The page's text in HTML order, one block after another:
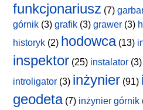
funkcjonariusz (7)
górnik (3) grafik (3) grawer (3)
historyk (2) hodowca(13)
inspektor (25) instalator (3)
introligator (3) inżynier (91)
geodeta(7) inżynier górnik